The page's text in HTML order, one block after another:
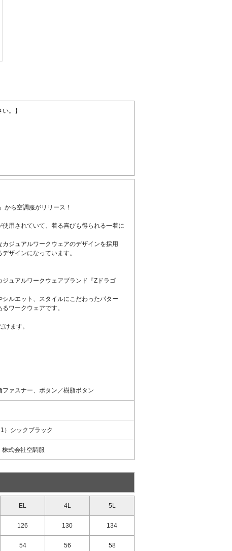
。】
から空調服がリリース！
用されていて、着る喜びも得られる一着に
ジュアルワークウェアのデザインを採用
ザインになっています。
ュアルワークウェアブランド『Zドラゴ
ルエット、スタイルにこだわったパター
ワークウェアです。
ます。
ァスナー、ボタン／樹脂ボタン
）シックブラック
式会社空調服
EL 4L 5L
126 130 134
54 56 58